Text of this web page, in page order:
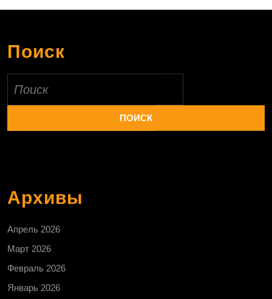
Поиск
Архивы
Апрель 2026
Март 2026
Февраль 2026
Январь 2026